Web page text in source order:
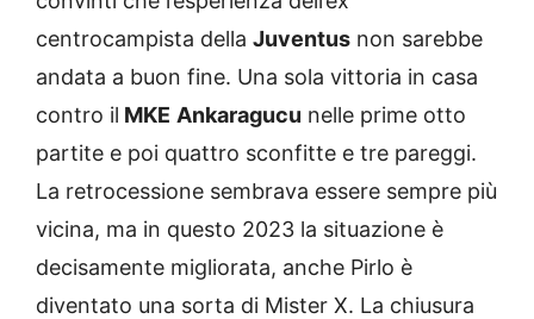
centrocampista della Juventus non sarebbe
andata a buon fine. Una sola vittoria in casa
contro il MKE Ankaragucu nelle prime otto
partite e poi quattro sconfitte e tre pareggi.
La retrocessione sembrava essere sempre più
vicina, ma in questo 2023 la situazione è
decisamente migliorata, anche Pirlo è
diventato una sorta di Mister X. La chiusura